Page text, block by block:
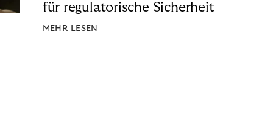
für regulatorische Sicherheit
MEHR LESEN